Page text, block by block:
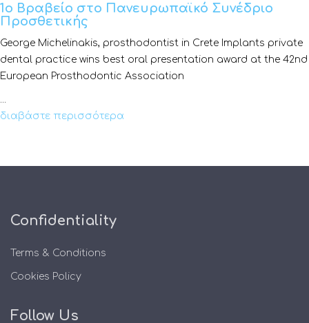
1o Βραβείο στο Πανευρωπαϊκό Συνέδριο
Προσθετικής
George Michelinakis, prosthodontist in Crete Implants private
dental practice wins best oral presentation award at the 42nd
European Prosthodontic Association
διαβάστε περισσότερα
Confidentiality
Terms & Conditions
Cookies Policy
Follow Us